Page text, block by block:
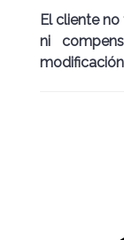
El cliente
ni